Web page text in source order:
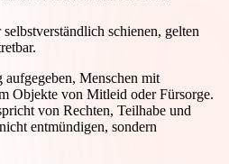
schienen, gelten
Menschen mit
Objekte von Mitleid oder Fürsorge.
von Rechten, Teilhabe und
entmündigen, sondern